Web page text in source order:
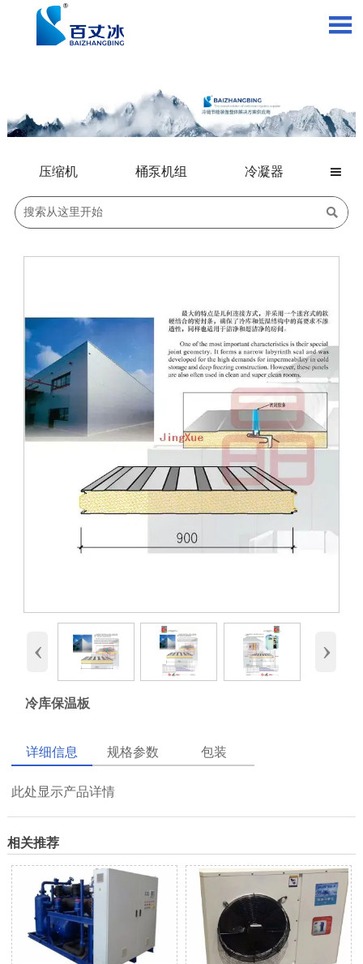

压缩机 桶泵机组 冷凝器 

‹ ›
冷库保温板
详细信息 规格参数 包装
此处显示产品详情
相关推荐